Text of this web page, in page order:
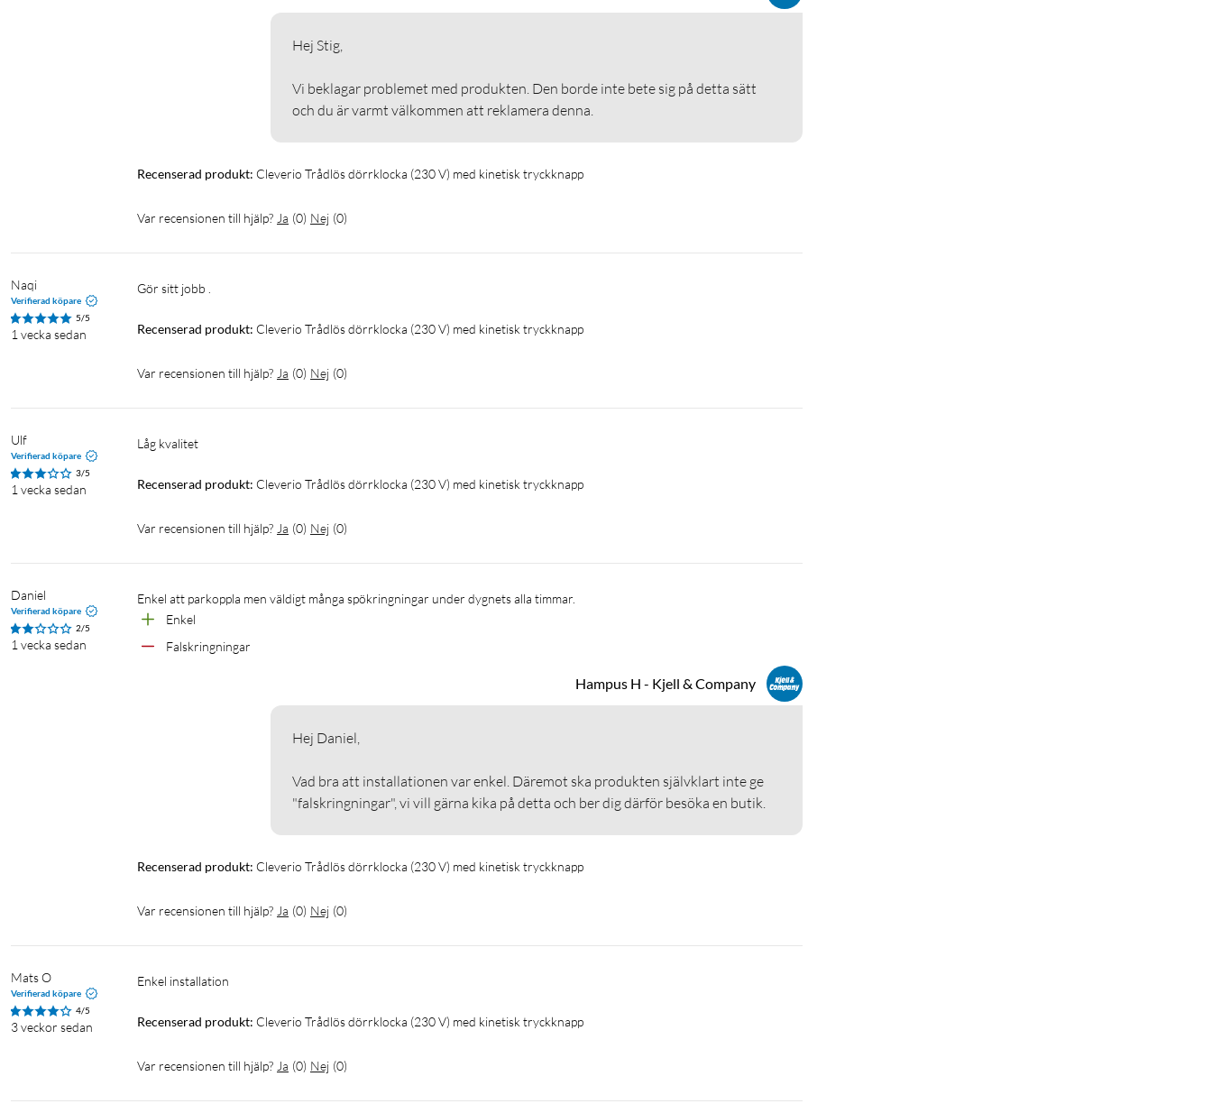
Hej Stig,
Vi beklagar problemet med produkten. Den borde inte bete sig på detta sätt
och du är varmt välkommen att reklamera denna.
Recenserad produkt: Cleverio Trådlös dörrklocka (230 V) med kinetisk tryckknapp
Var recensionen till hjälp? Ja (0) Nej (0)
Naqi
Verifierad köpare
5/5
1 vecka sedan
Gör sitt jobb .
Recenserad produkt: Cleverio Trådlös dörrklocka (230 V) med kinetisk tryckknapp
Var recensionen till hjälp? Ja (0) Nej (0)
Ulf
Verifierad köpare
3/5
1 vecka sedan
Låg kvalitet
Recenserad produkt: Cleverio Trådlös dörrklocka (230 V) med kinetisk tryckknapp
Var recensionen till hjälp? Ja (0) Nej (0)
Daniel
Verifierad köpare
2/5
1 vecka sedan
Enkel att parkoppla men väldigt många spökringningar under dygnets alla timmar.
Enkel
Falskringningar
Hampus H - Kjell & Company
Hej Daniel,
Vad bra att installationen var enkel. Däremot ska produkten självklart inte ge
"falskringningar", vi vill gärna kika på detta och ber dig därför besöka en butik.
Recenserad produkt: Cleverio Trådlös dörrklocka (230 V) med kinetisk tryckknapp
Var recensionen till hjälp? Ja (0) Nej (0)
Mats O
Verifierad köpare
4/5
3 veckor sedan
Enkel installation
Recenserad produkt: Cleverio Trådlös dörrklocka (230 V) med kinetisk tryckknapp
Var recensionen till hjälp? Ja (0) Nej (0)